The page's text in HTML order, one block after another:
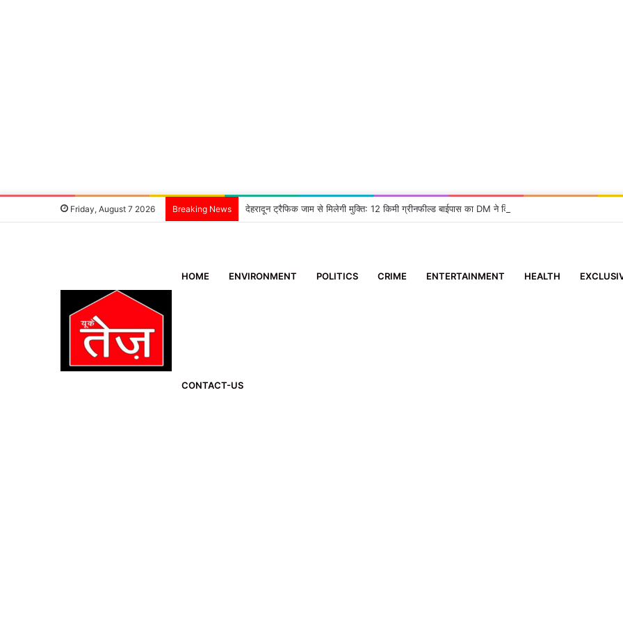
Friday, August 7 2026 Breaking News देहरादून ट्रैफिक जाम से मिलेगी मुक्ति: 12 किमी ग्रीनफील्ड बाईपास का DM ने किया निरीक्षण, दिए सख्त निर्देश
HOME ENVIRONMENT POLITICS CRIME ENTERTAINMENT HEALTH
CONTACT-US